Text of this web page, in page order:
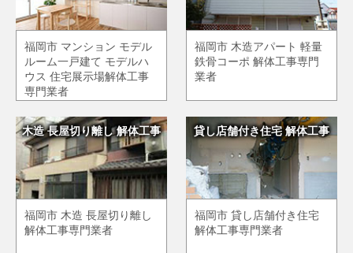
福岡市 マンション モデル
ルーム一戸建て モデルハ
ウス 住宅展示場解体工事
専門業者
福岡市 木造アパート 軽量
鉄骨コーポ 解体工事専門
業者
木造 長屋切り離し 解体工事
福岡市 木造 長屋切り離し
解体工事専門業者
貸し店舗付き住宅 解体工事
福岡市 貸し店舗付き住宅
解体工事専門業者